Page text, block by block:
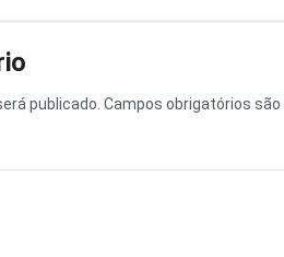
publicado. Campos obrigatórios